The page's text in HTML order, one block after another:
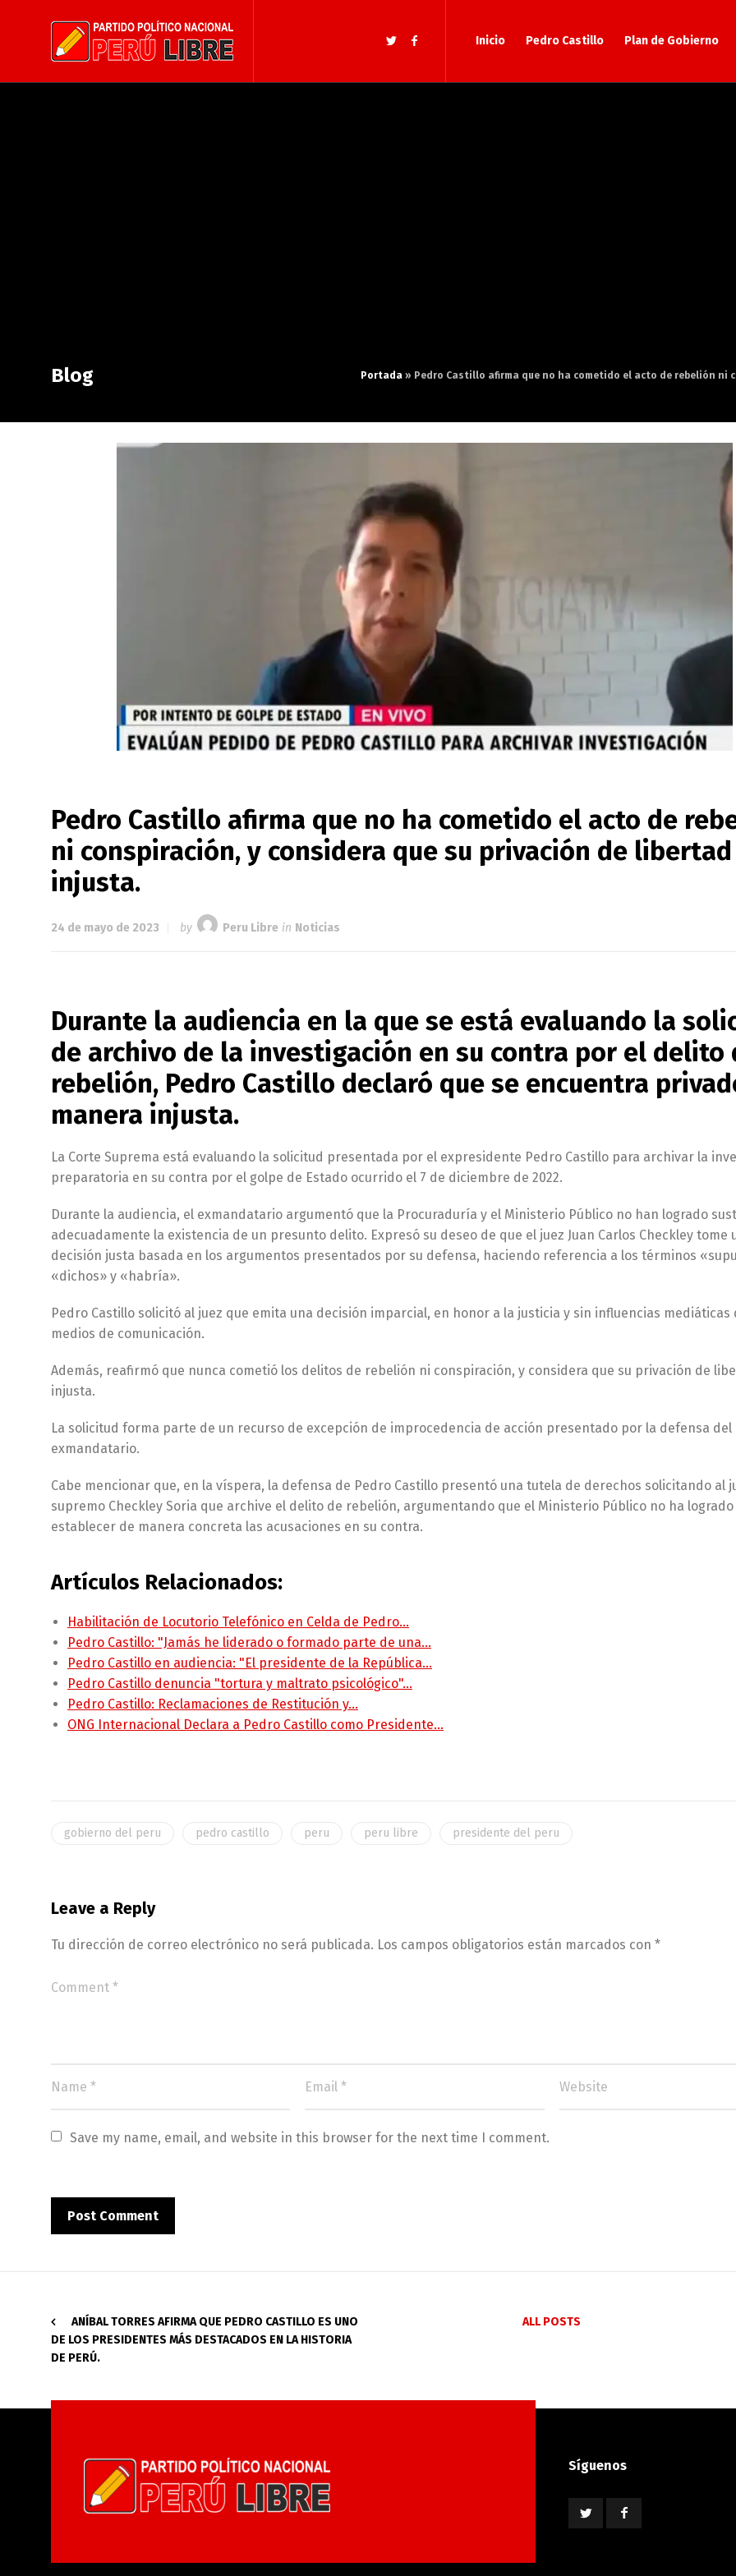
Inicio Pedro Castillo Plan de Gobierno
Blog Portada » Pedro Castillo afirma que no ha cometido el acto de rebelión
Pedro Castillo afirma que no ha cometido el acto de
ni conspiración, y considera que su privación de
injusta.
24 de mayo de 2023 by Peru Libre in Noticias
Durante la audiencia en la que se está evaluando la
de archivo de la investigación en su contra por el delito
rebelión, Pedro Castillo declaró que se encuentra
manera injusta.
La Corte Suprema está evaluando la solicitud presentada por el expresidente Pedro Castillo para archivar la
preparatoria en su contra por el golpe de Estado ocurrido el 7 de diciembre de 2022.
Durante la audiencia, el exmandatario argumentó que la Procuraduría y el Ministerio Público no han logrado
adecuadamente la existencia de un presunto delito. Expresó su deseo de que el juez Juan Carlos Checkley tome
decisión justa basada en los argumentos presentados por su defensa, haciendo referencia a los términos
«dichos» y «habría».
Pedro Castillo solicitó al juez que emita una decisión imparcial, en honor a la justicia y sin influencias mediáticas
medios de comunicación.
Además, reafirmó que nunca cometió los delitos de rebelión ni conspiración, y considera que su privación de
injusta.
La solicitud forma parte de un recurso de excepción de improcedencia de acción presentado por la defensa del
exmandatario.
Cabe mencionar que, en la víspera, la defensa de Pedro Castillo presentó una tutela de derechos solicitando al
supremo Checkley Soria que archive el delito de rebelión, argumentando que el Ministerio Público no ha logrado
establecer de manera concreta las acusaciones en su contra.
Artículos Relacionados:
Habilitación de Locutorio Telefónico en Celda de Pedro…
Pedro Castillo: "Jamás he liderado o formado parte de una…
Pedro Castillo en audiencia: "El presidente de la República…
Pedro Castillo denuncia "tortura y maltrato psicológico"…
Pedro Castillo: Reclamaciones de Restitución y…
ONG Internacional Declara a Pedro Castillo como Presidente…
gobierno del peru pedro castillo peru peru libre presidente del peru
Leave a Reply
Tu dirección de correo electrónico no será publicada. Los campos obligatorios están marcados con *
Save my name, email, and website in this browser for the next time I comment.
ANÍBAL TORRES AFIRMA QUE PEDRO CASTILLO ES UNO
DE LOS PRESIDENTES MÁS DESTACADOS EN LA HISTORIA
DE PERÚ.
ALL POSTS
Síguenos